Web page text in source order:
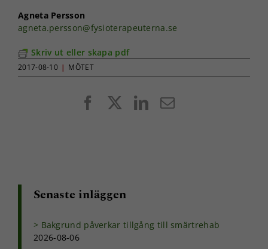
Agneta Persson
agneta.persson@fysioterapeuterna.se
Skriv ut eller skapa pdf
2017-08-10 | MÖTET
FacebookLinkedIn
E-
Senaste inläggen
Bakgrund påverkar tillgång till smärtrehab
2026-08-06
prestera så
möjligt under